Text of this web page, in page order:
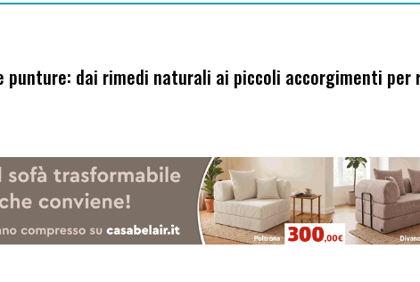
punture: dai rimedi naturali ai piccoli accorgimenti per